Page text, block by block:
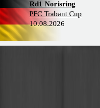
Rd1 Norisring
PFC Trabant Cup
10.08.2026